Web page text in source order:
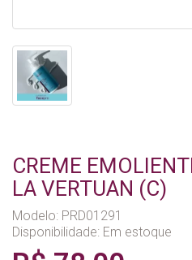
CREME
LA VERTUAN (C)
Modelo: PRD01291
Disponibilidade: Em estoque